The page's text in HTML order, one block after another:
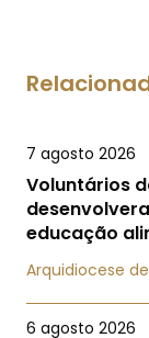
7 agosto 2026
Voluntários
educação
Arquidiocese
6 agosto 2026